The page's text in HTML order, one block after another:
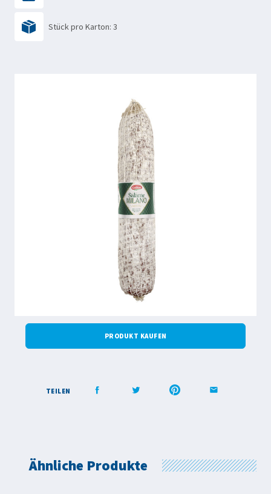
Stück pro Karton: 3
PRODUKT KAUFEN
TEILEN
Ähnliche Produkte